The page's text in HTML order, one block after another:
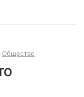
Общество